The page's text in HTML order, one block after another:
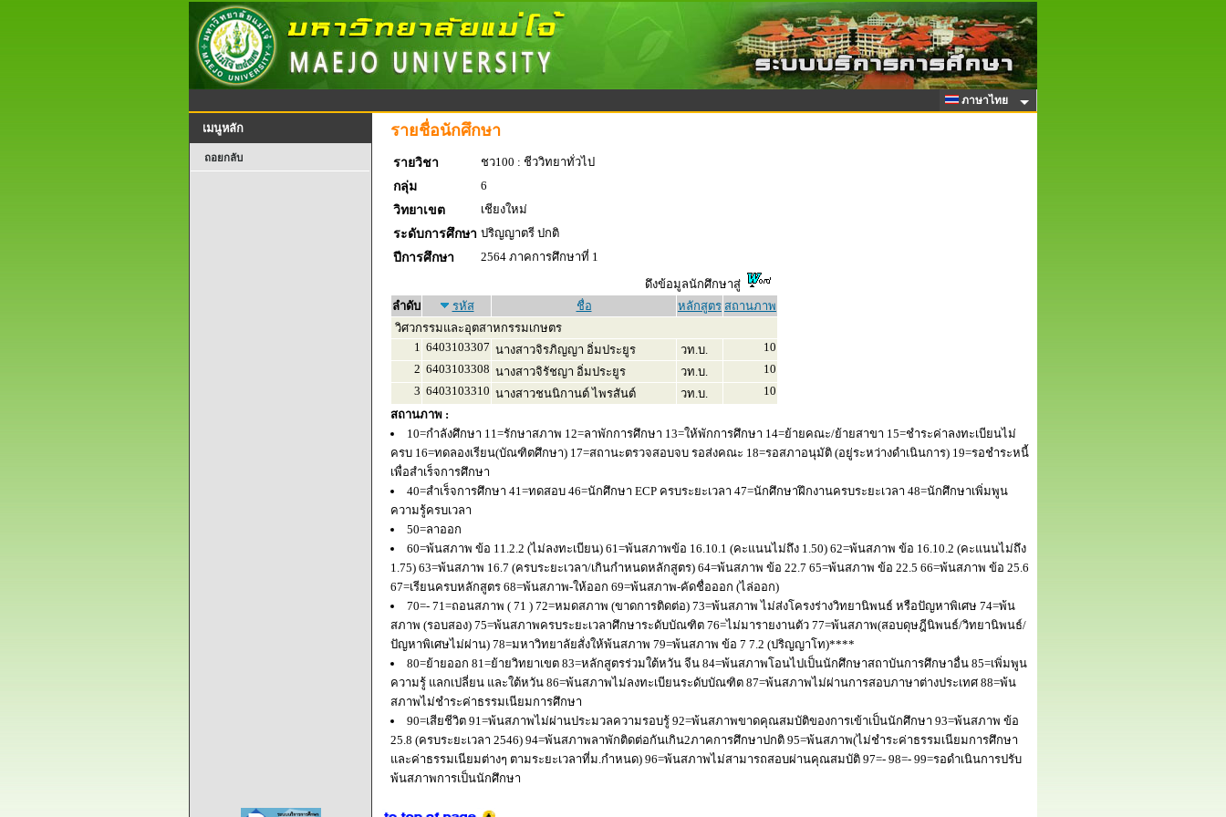
ภาษาไทย
เมนูหลัก
ถอยกลับ
รายชื่อนักศึกษา
รายวิชา
ชว100 : ชีววิทยาทั่วไป
กลุ่ม
6
วิทยาเขต
เชียงใหม่
ระดับการศึกษา ปริญญาตรี ปกติ
ปีการศึกษา
2564 ภาคการศึกษาที่ 1
ดึงข้อมูลนักศึกษาสู่
ลำดับ
รหัส ชื่อ หลักสูตร สถานภาพ
วิศวกรรมและอุตสาหกรรมเกษตร
1 6403103307 นางสาวจิรภิญญา อิ่มประยูร วท.บ.
10
2 6403103308 นางสาวจิรัชญา อิ่มประยูร วท.บ.
10
3 6403103310 นางสาวชนนิกานต์ ไพรสันต์ วท.บ.
10
สถานภาพ :
10=กำลังศึกษา 11=รักษาสภาพ 12=ลาพักการศึกษา 13=ให้พักการศึกษา 14=ย้ายคณะ/ย้ายสาขา 15=ชำระค่าลงทะเบียนไม่
ครบ 16=ทดลองเรียน(บัณฑิตศึกษา) 17=สถานะตรวจสอบจบ รอส่งคณะ 18=รอสภาอนุมัติ (อยู่ระหว่างดำเนินการ) 19=รอชำระหนี้
เพื่อสำเร็จการศึกษา
40=สำเร็จการศึกษา 41=ทดสอบ 46=นักศึกษา ECP ครบระยะเวลา 47=นักศึกษาฝึกงานครบระยะเวลา 48=นักศึกษาเพิ่มพูน
ความรู้ครบเวลา
50=ลาออก
60=พ้นสภาพ ข้อ 11.2.2 (ไม่ลงทะเบียน) 61=พ้นสภาพข้อ 16.10.1 (คะแนนไม่ถึง 1.50) 62=พ้นสภาพ ข้อ 16.10.2 (คะแนนไม่ถึง
1.75) 63=พ้นสภาพ 16.7 (ครบระยะเวลา/เกินกำหนดหลักสูตร) 64=พ้นสภาพ ข้อ 22.7 65=พ้นสภาพ ข้อ 22.5 66=พ้นสภาพ ข้อ 25.6
67=เรียนครบหลักสูตร 68=พ้นสภาพ-ให้ออก 69=พ้นสภาพ-คัดชื่อออก (ไล่ออก)
70=- 71=ถอนสภาพ ( 71 ) 72=หมดสภาพ (ขาดการติดต่อ) 73=พ้นสภาพ ไม่ส่งโครงร่างวิทยานิพนธ์ หรือปัญหาพิเศษ 74=พ้น
สภาพ (รอบสอง) 75=พ้นสภาพครบระยะเวลาศึกษาระดับบัณฑิต 76=ไม่มารายงานตัว 77=พ้นสภาพ(สอบดุษฎีนิพนธ์/วิทยานิพนธ์/
ปัญหาพิเศษไม่ผ่าน) 78=มหาวิทยาลัยสั่งให้พ้นสภาพ 79=พ้นสภาพ ข้อ 7 7.2 (ปริญญาโท)****
80=ย้ายออก 81=ย้ายวิทยาเขต 83=หลักสูตรร่วมใต้หวัน จีน 84=พ้นสภาพโอนไปเป็นนักศึกษาสถาบันการศึกษาอื่น 85=เพิ่มพูน
ความรู้ แลกเปลี่ยน และใต้หวัน 86=พ้นสภาพไม่ลงทะเบียนระดับบัณฑิต 87=พ้นสภาพไม่ผ่านการสอบภาษาต่างประเทศ 88=พ้น
สภาพไม่ชำระค่าธรรมเนียมการศึกษา
90=เสียชีวิต 91=พ้นสภาพไม่ผ่านประมวลความรอบรู้ 92=พ้นสภาพขาดคุณสมบัติของการเข้าเป็นนักศึกษา 93=พ้นสภาพ ข้อ
25.8 (ครบระยะเวลา 2546) 94=พ้นสภาพลาพักติดต่อกันเกิน2ภาคการศึกษาปกติ 95=พ้นสภาพ(ไม่ชำระค่าธรรมเนียมการศึกษา
และค่าธรรมเนียมต่างๆ ตามระยะเวลาที่ม.กำหนด) 96=พ้นสภาพไม่สามารถสอบผ่านคุณสมบัติ 97=- 98=- 99=รอดำเนินการปรับ
พ้นสภาพการเป็นนักศึกษา